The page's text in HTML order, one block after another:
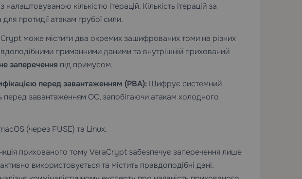
кількістю ітерацій. Кількість ітерацій за
протидії атакам грубої сили.
може містити два окремих зашифрованих томи на різних
приманними даними та внутрішній прихований
заперечення під примусом.
перед завантаженням (PBA):Шифрує системний
перед завантаженням ОС, запобігаючи атакам холодного
(через FUSE) та Linux.
прихованого тому VeraCrypt забезпечує заперечення лише
використовується та містить правдоподібні дані.